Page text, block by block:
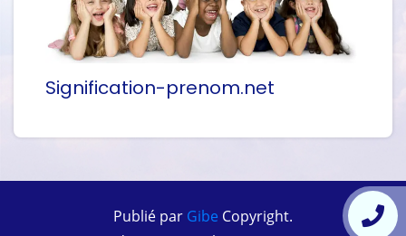
Signification-prenom.net
Publié par Gibe Copyright.